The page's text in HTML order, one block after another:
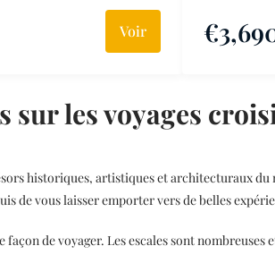
Voir €
sur les voyages
historiques, artistiques et architecturaux
de vous laisser emporter vers de belles
de voyager. Les escales sont nombreuses